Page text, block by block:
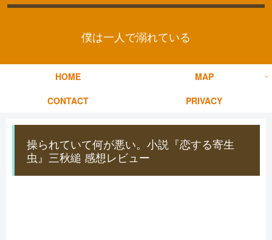
僕は一人で溺れている
HOME
MAP
CONTACT
PRIVACY
操られていて何が悪い。小説『恋する寄生
虫』三秋縋 感想レビュー